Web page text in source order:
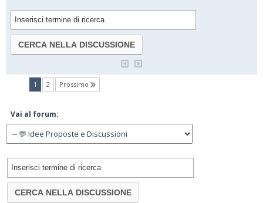
1 (current)
2 Prossimo
Vai al forum: